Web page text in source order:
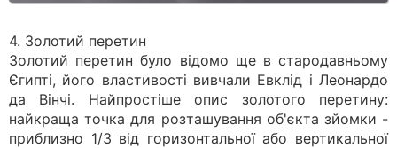
4. Золотий перетин
Золотий перетин було відомо ще в стародавньому
Єгипті, його властивості вивчали Евклід і Леонардо
да Вінчі. Найпростіше опис золотого перетину:
найкраща точка для розташування об'єкта зйомки -
приблизно 1/3 від горизонтальної або вертикальної